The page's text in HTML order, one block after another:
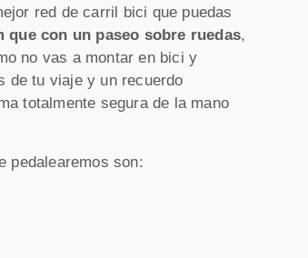
red de carril bici que puedas
con un paseo sobre ruedas,
no vas a montar en bici y
de tu viaje y un recuerdo
totalmente segura de la mano
pedalearemos son: